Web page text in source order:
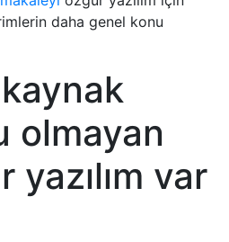
daha genel konu
olmayan
yazılım var